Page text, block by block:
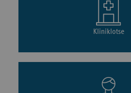
Kliniklotse